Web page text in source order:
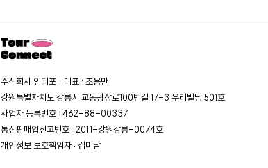
주식회사 인터포 | 대표 : 조용만
강원특별자치도 강릉시 교동광장로100번길 17-3 우리빌딩 501호
사업자 등록번호 : 462-88-00337
통신판매업신고번호 : 2011-강원강릉-0074호
개인정보 보호책임자 : 김미남